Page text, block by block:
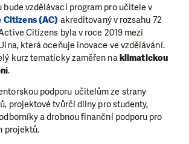
vzdělávací program pro učitele v
(AC) akreditovaný v rozsahu 72
Citizens byla v roce 2019 mezi
která oceňuje inovace ve vzdělávání.
kurz tematicky zaměřen naklimatickou
.
podporu učitelům ze strany
projektové tvůrčí dílny pro studenty,
a drobnou finanční podporu pro
projektů.